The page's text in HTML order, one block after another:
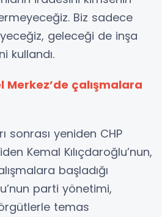
Biz sadece
geleceği de inşa
kullandı.
Merkez’de çalışmalara
sonrası yeniden CHP
Kemal Kılıçdaroğlu’nun,
başladığı
parti yönetimi,
temas